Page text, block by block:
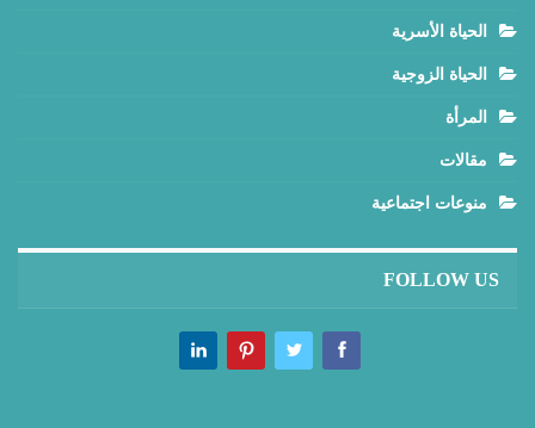
الحياة الأسرية
الحياة الزوجية
المرأة
مقالات
منوعات اجتماعية
FOLLOW US